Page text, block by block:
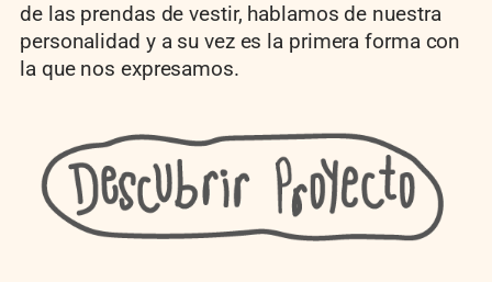
de las prendas de vestir, hablamos de nuestra
personalidad y a su vez es la primera forma con
la que nos expresamos.